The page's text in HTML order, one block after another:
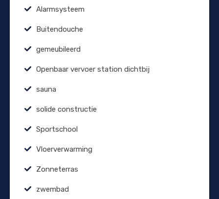
Alarmsysteem
Buitendouche
gemeubileerd
Openbaar vervoer station dichtbij
sauna
solide constructie
Sportschool
Vloerverwarming
Zonneterras
zwembad